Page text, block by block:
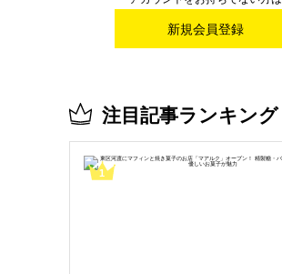
新規会員登録
注目記事ランキング